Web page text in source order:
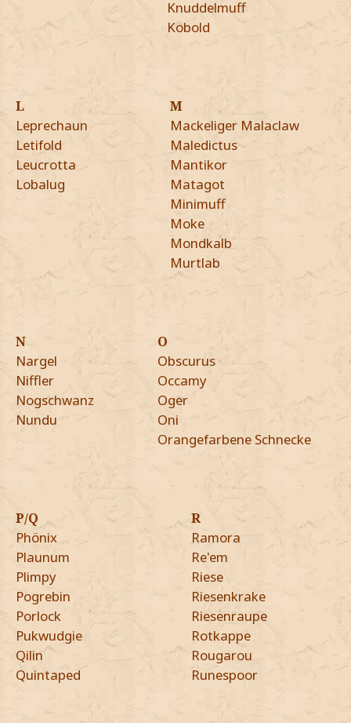
Knuddelmuff
Kobold
L
Leprechaun
Letifold
Leucrotta
Lobalug
M
Mackeliger Malaclaw
Maledictus
Mantikor
Matagot
Minimuff
Moke
Mondkalb
Murtlab
N
Nargel
Niffler
Nogschwanz
Nundu
O
Obscurus
Occamy
Oger
Oni
Orangefarbene Schnecke
P/Q
Phönix
Plaunum
Plimpy
Pogrebin
Porlock
Pukwudgie
Qilin
Quintaped
R
Ramora
Re'em
Riese
Riesenkrake
Riesenraupe
Rotkappe
Rougarou
Runespoor